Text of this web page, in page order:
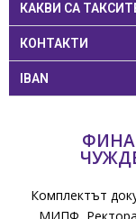
КАКВИ СА
КОНТАКТИ
IBAN
Комплектът